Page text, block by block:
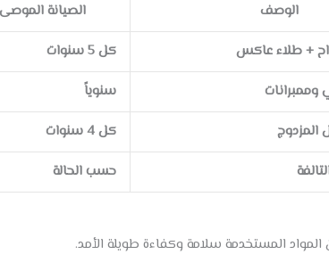
الوصف الصيانة
+ طلاء عاكس كل 5 سنوات
سنوياً
المزدوج كل 4 سنوات
حسب الحالة